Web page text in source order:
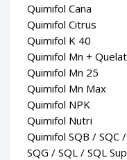
Quimifol Cana
Quimifol Citrus
Quimifol K 40
Quimifol Mn +
Quimifol Mn 25
Quimifol Mn Max
Quimifol NPK
Quimifol Nutri
Quimifol SQB / SQC
SQG / SQL / SQL